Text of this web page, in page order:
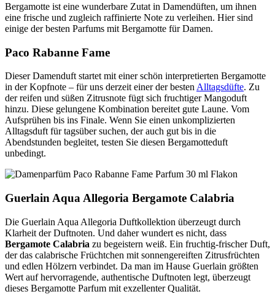
Bergamotte ist eine wunderbare Zutat in Damendüften, um ihnen
eine frische und zugleich raffinierte Note zu verleihen. Hier sind
einige der besten Parfums mit Bergamotte für Damen.
Paco Rabanne Fame
Dieser Damenduft startet mit einer schön interpretierten Bergamotte
in der Kopfnote – für uns derzeit einer der besten Alltagsdüfte. Zu
der reifen und süßen Zitrusnote fügt sich fruchtiger Mangoduft
hinzu. Diese gelungene Kombination bereitet gute Laune. Vom
Aufsprühen bis ins Finale. Wenn Sie einen unkomplizierten
Alltagsduft für tagsüber suchen, der auch gut bis in die
Abendstunden begleitet, testen Sie diesen Bergamotteduft
unbedingt.
Guerlain Aqua Allegoria Bergamote Calabria
Die Guerlain Aqua Allegoria Duftkollektion überzeugt durch
Klarheit der Duftnoten. Und daher wundert es nicht, dass
Bergamote Calabria zu begeistern weiß. Ein fruchtig-frischer Duft,
der das calabrische Früchtchen mit sonnengereiften Zitrusfrüchten
und edlen Hölzern verbindet. Da man im Hause Guerlain größten
Wert auf hervorragende, authentische Duftnoten legt, überzeugt
dieses Bergamotte Parfum mit exzellenter Qualität.